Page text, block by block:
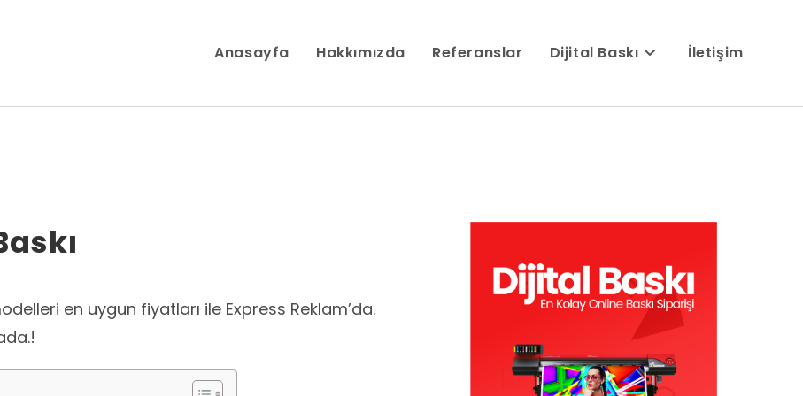
Anasayfa Hakkımızda Referanslar Dijital Baskı İletişim
en uygun fiyatları ile Express Reklam’da.